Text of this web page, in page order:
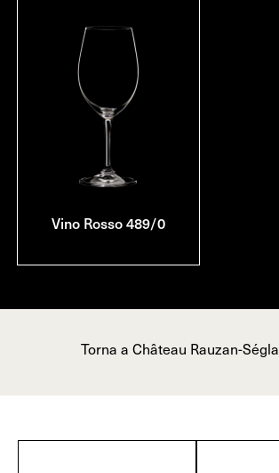
Vino Rosso 489/0
Torna a Château Rauzan-Ségla